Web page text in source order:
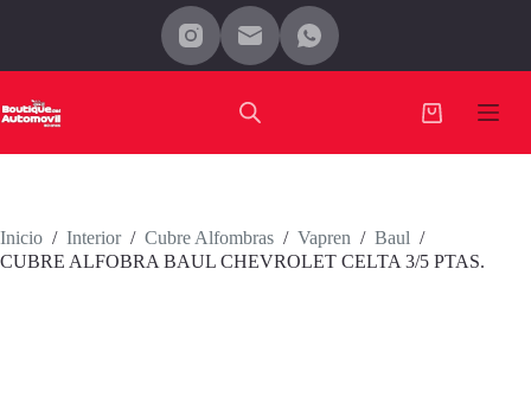
Carro
Inicio / Interior / Cubre Alfombras / Vapren / Baul /
CUBRE ALFOBRA BAUL CHEVROLET CELTA 3/5 PTAS.